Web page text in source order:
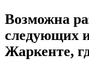
Возможна
следующих
Жаркенте,